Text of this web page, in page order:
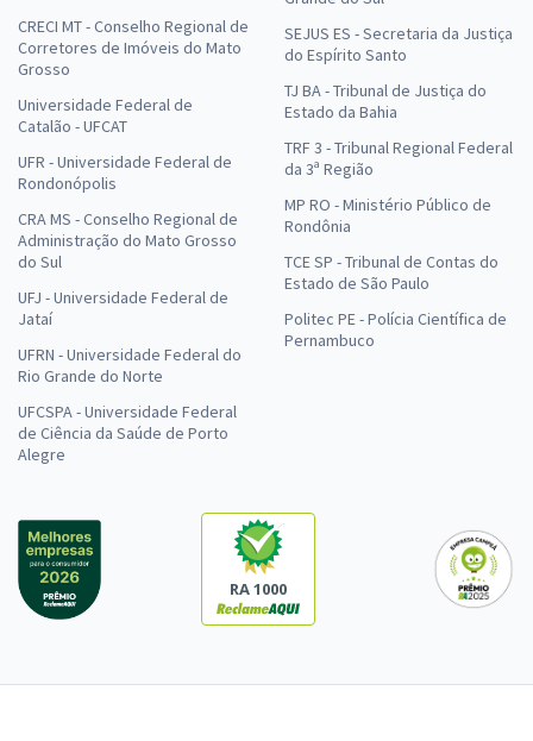
CRECI MT - Conselho Regional de
Corretores de Imóveis do Mato
Grosso
Universidade Federal de
Catalão - UFCAT
UFR - Universidade Federal de
Rondonópolis
CRA MS - Conselho Regional de
Administração do Mato Grosso
do Sul
UFJ - Universidade Federal de
Jataí
UFRN - Universidade Federal do
Rio Grande do Norte
UFCSPA - Universidade Federal
de Ciência da Saúde de Porto
Alegre
SEJUS ES - Secretaria da Justiça
do Espírito Santo
TJ BA - Tribunal de Justiça do
Estado da Bahia
TRF 3 - Tribunal Regional Federal
da 3ª Região
MP RO - Ministério Público de
Rondônia
TCE SP - Tribunal de Contas do
Estado de São Paulo
Politec PE - Polícia Científica de
Pernambuco
RA 1000